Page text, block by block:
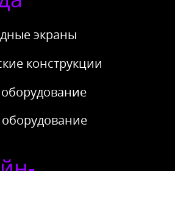
экраны
конструкции